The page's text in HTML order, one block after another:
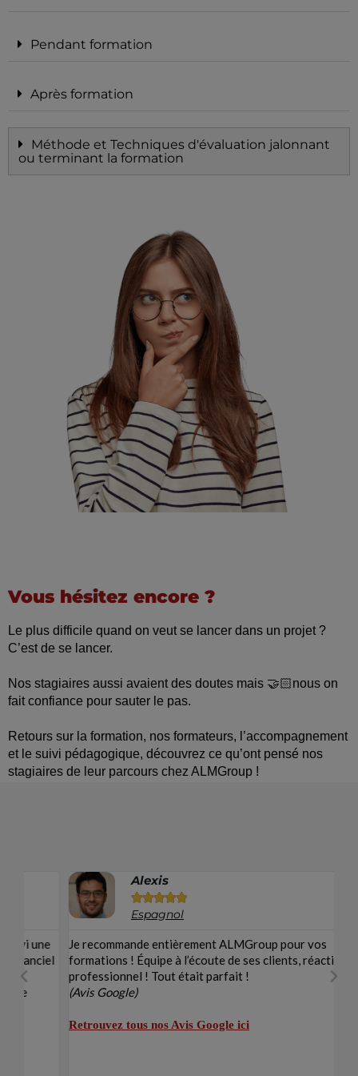
Pendant formation
Après formation
Méthode et Techniques d'évaluation jalonnant
ou terminant la formation
Vous hésitez encore ?
Le plus difficile quand on veut se lancer dans un projet ?
C’est de se lancer.
Nos stagiaires aussi avaient des doutes mais 🤝🏻nous on
fait confiance pour sauter le pas.
Retours sur la formation, nos formateurs, l’accompagnement
et le suivi pédagogique, découvrez ce qu’ont pensé nos
stagiaires de leur parcours chez ALMGroup !
Alexis
 
Espagnol
Je recommande entièrement ALMGroup pour vos
formations ! Équipe à l’écoute de ses clients, réactif,
professionnel ! Tout était parfait !
(Avis Google)
Retrouvez tous nos Avis Google ici